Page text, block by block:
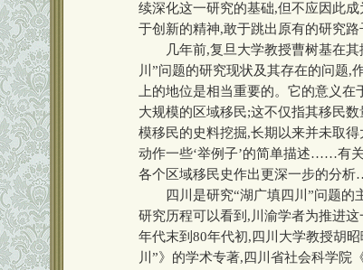
续深化这一研究的基础,但不应因此
于创新的精神,敢于跳出原有的研究路
几年前,复旦大学教授曹树基在其
川”问题的研究现状及其存在的问题,
上的地位是相当重要的。它的意义
大规模的区域移民;这不仅指其移民
模移民的史料挖掘,长期以来并未取
动作一些‘举例子’的简单描述……有
各个区域移民史作出更深一步的分
四川是研究“湖广填四川”问题的
研究历程可以看到,川渝学者为推进
年代末到80年代初,四川大学教授胡
川”》的学术专著,四川省社会科学院